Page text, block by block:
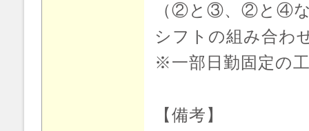
（②と③、②と④な
シフトの組み合わ
※一部日勤固定の
【備考】